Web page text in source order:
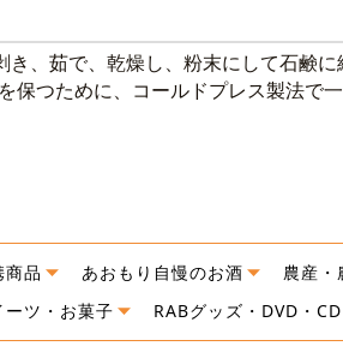
、茹で、乾燥し、粉末にして石鹸
保つために、コールドプレス製法で
商品 あおもり自慢のお酒 農産・
ーツ・お菓子 RABグッズ・DVD・CD